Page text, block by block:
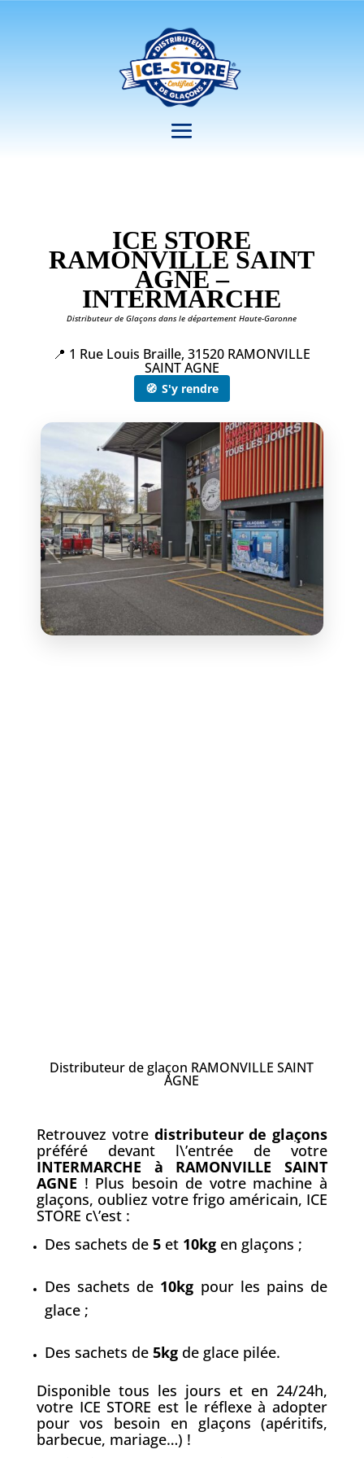
ICE STORE
RAMONVILLE SAINT
AGNE –
INTERMARCHE
Distributeur de Glaçons dans le département Haute-Garonne
📍 1 Rue Louis Braille, 31520 RAMONVILLE
SAINT AGNE
🧭 S'y rendre
Distributeur de glaçon RAMONVILLE SAINT
AGNE
Retrouvez votre distributeur de glaçons
préféré devant l\’entrée de votre
INTERMARCHE à RAMONVILLE SAINT
AGNE ! Plus besoin de votre machine à
glaçons, oubliez votre frigo américain, ICE
STORE c\’est :
Des sachets de 5et 10kgen glaçons ;
Des sachets de 10kg pour les pains de
glace ;
Des sachets de 5kgde glace pilée.
Disponible tous les jours et en 24/24h,
votre ICE STORE est le réflexe à adopter
pour vos besoin en glaçons (apéritifs,
barbecue, mariage…) !